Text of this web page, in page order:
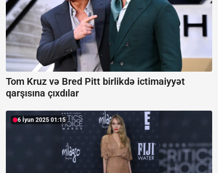
Tom Kruz və Bred Pitt birlikdə ictimaiyyət
qarşısına çıxdılar
6 İyun 2025 01:15